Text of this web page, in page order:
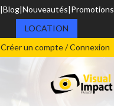
Blog Nouveautés Promotions
LOCATION
Créer un compte / Connexion